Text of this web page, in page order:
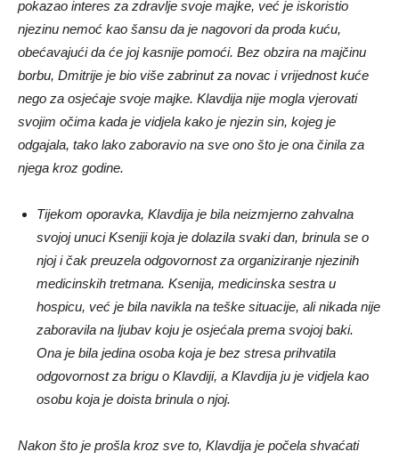
njezinu nemoć kao šansu da je nagovori da proda kuću,
obećavajući da će joj kasnije pomoći. Bez obzira na majčinu
borbu, Dmitrije je bio više zabrinut za novac i vrijednost kuće
nego za osjećaje svoje majke. Klavdija nije mogla vjerovati
svojim očima kada je vidjela kako je njezin sin, kojeg je
odgajala, tako lako zaboravio na sve ono što je ona činila za
njega kroz godine.
svojoj unuci Kseniji koja je dolazila svaki dan, brinula se o
njoj i čak preuzela odgovornost za organiziranje njezinih
medicinskih tretmana. Ksenija, medicinska sestra u
hospicu, već je bila navikla na teške situacije, ali nikada nije
zaboravila na ljubav koju je osjećala prema svojoj baki.
Ona je bila jedina osoba koja je bez stresa prihvatila
odgovornost za brigu o Klavdiji, a Klavdija ju je vidjela kao
osobu koja je doista brinula o njoj.
pravu vrijednost svojih odnosa. Baka je bila povrijeđena zbog